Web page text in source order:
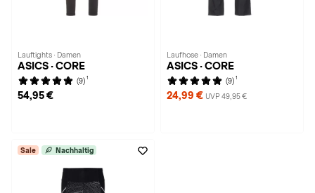
Lauftights · Damen
ASICS · CORE
(9) 1
54,95 €
Laufhose · Damen
ASICS · CORE
(9) 1
24,99 € UVP 49,95 €
Sale Nachhaltig